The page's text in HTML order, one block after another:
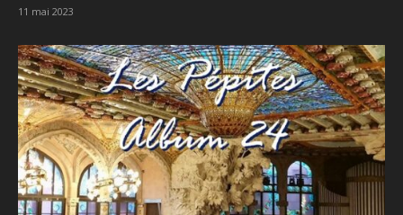
11 mai 2023